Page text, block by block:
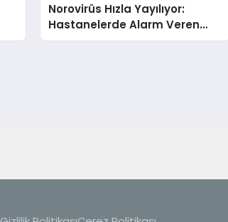
Norovirüs Hızla Yayılıyor:
Hastanelerde Alarm Veren
Artış